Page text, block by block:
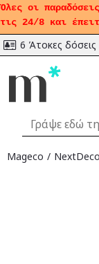
Όλες οι
τις 24/8 και
6 Άτοκες δόσεις
Mageco NextDeco